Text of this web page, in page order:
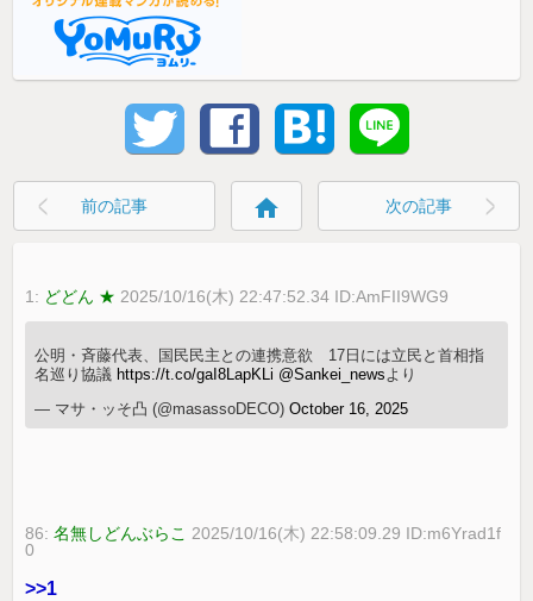
前の記事 home 次の記事
1: どどん ★ 2025/10/16(木) 22:47:52.34 ID:AmFII9WG9
公明・斉藤代表、国民民主との連携意欲 17日には立民と首相指
名巡り協議 https://t.co/gaI8LapKLi @Sankei_newsより
— マサ・ッそ凸 (@masassoDECO)October 16, 2025
86:名無しどんぶらこ 2025/10/16(木) 22:58:09.29 ID:m6Yrad1f
0
>>1